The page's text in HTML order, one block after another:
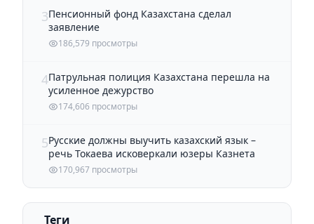
3Пенсионный фонд Казахстана сделал
заявление
186,579 просмотры
4Патрульная полиция Казахстана перешла на
усиленное дежурство
174,606 просмотры
5Русские должны выучить казахский язык –
речь Токаева исковеркали юзеры Казнета
170,967 просмотры
Теги